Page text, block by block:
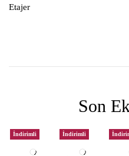
Etajer
Son
İndirimli İndirimli